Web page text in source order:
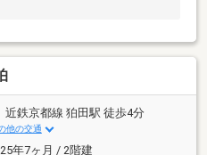
近鉄京都線 狛田駅 徒歩4分
他の交通
年7ヶ月 / 2階建